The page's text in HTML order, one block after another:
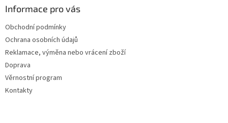
Informace pro vás
Obchodní podmínky
Ochrana osobních údajů
Reklamace, výměna nebo vrácení zboží
Doprava
Věrnostní program
Kontakty